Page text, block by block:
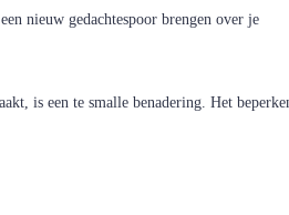
nieuw gedachtespoor brengen over je
is een te smalle benadering. Het